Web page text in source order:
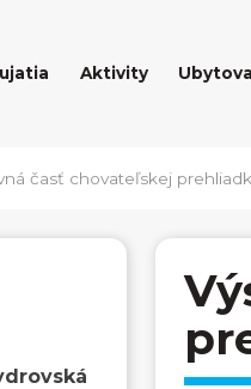
Aktivity
časť chovateľskej